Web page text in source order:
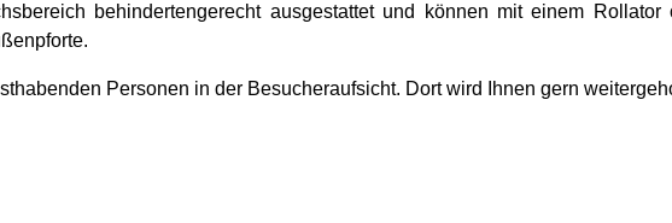
behindertengerecht ausgestattet und können mit einem
Personen in der Besucheraufsicht. Dort wird Ihnen gern